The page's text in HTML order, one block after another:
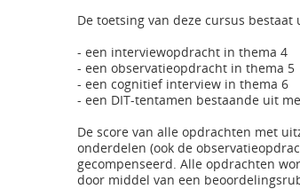
De toetsing van deze cursus
- een interviewopdracht in thema 4
- een observatieopdracht in thema 5
- een cognitief interview in thema 6
- een DIT-tentamen bestaande uit
De score van alle opdrachten met
onderdelen (ook de
gecompenseerd. Alle opdrachten
door middel van een